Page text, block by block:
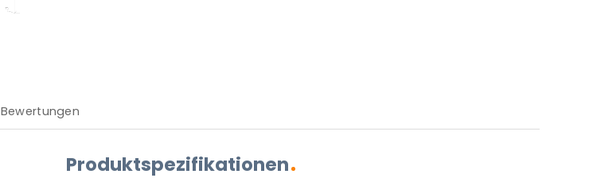
Bewertungen
Produktspezifikationen